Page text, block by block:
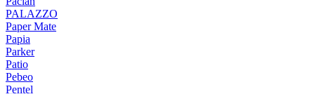
PALAZZO
Paper Mate
Papia
Parker
Patio
Pebeo
Pentel